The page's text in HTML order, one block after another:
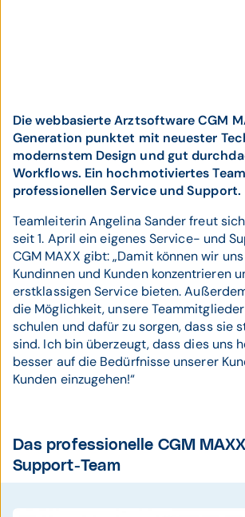
Die webbasierte Arztsoftware CGM
Generation punktet mit neuester
modernstem Design und gut
Workflows. Ein hochmotiviertes
professionellen Service und Support.
Teamleiterin Angelina Sander freut
seit 1. April ein eigenes Service- und
CGM MAXX gibt: „Damit können wir
Kundinnen und Kunden konzentrieren
erstklassigen Service bieten.
die Möglichkeit, unsere
schulen und dafür zu sorgen, dass sie
sind. Ich bin überzeugt, dass dies uns
besser auf die Bedürfnisse unserer
Kunden einzugehen!“
Das professionelle CGM
Support-Team